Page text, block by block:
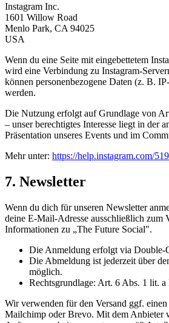
Instagram Inc.
1601 Willow Road
Menlo Park, CA 94025
USA
Wenn du eine Seite mit eingebettetem
wird eine Verbindung zu Instagram-
können personenbezogene Daten (z. B.
werden.
Die Nutzung erfolgt auf Grundlage von
– unser berechtigtes Interesse liegt in der
Präsentation unseres Events und im
Mehr unter: https://help.instagram.com/
7. Newsletter
Wenn du dich für unseren Newsletter
deine E-Mail-Adresse ausschließlich zum
Informationen zu „The Future Social".
Die Anmeldung erfolgt via Double-
Die Abmeldung ist jederzeit über
möglich.
Rechtsgrundlage: Art. 6 Abs. 1 lit.
Wir verwenden für den Versand ggf.
Mailchimp oder Brevo. Mit dem Anbieter